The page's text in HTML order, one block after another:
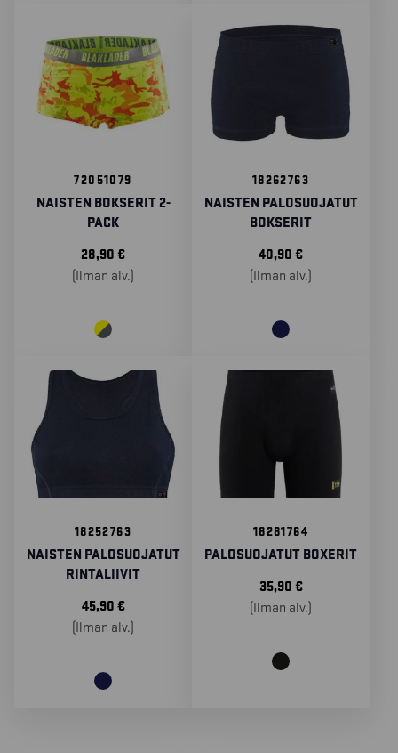
72051079
NAISTEN BOKSERIT 2-
PACK
28,90 €
(Ilman alv.)
18262763
NAISTEN PALOSUOJATUT
BOKSERIT
40,90 €
(Ilman alv.)
18252763
NAISTEN PALOSUOJATUT
RINTALIIVIT
45,90 €
(Ilman alv.)
18281764
PALOSUOJATUT BOXERIT
35,90 €
(Ilman alv.)